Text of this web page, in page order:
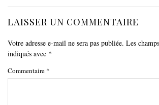
LAISSER UN COMMENTAIRE
Votre adresse e-mail ne sera pas publiée. Les
indiqués avec *
Commentaire *